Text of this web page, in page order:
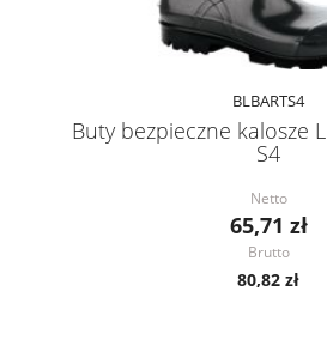
BLBARTS4
Buty bezpieczne kalosze
S4
Netto
65,71 zł
Brutto
80,82 zł